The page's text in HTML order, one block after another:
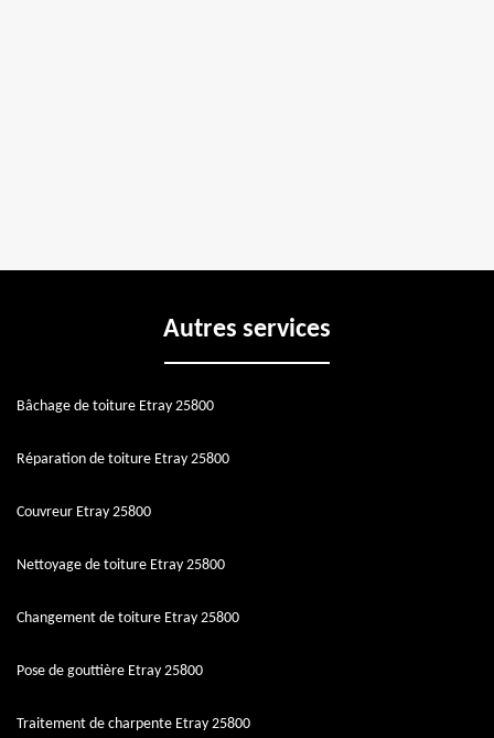
Autres services
Bâchage de toiture Etray 25800
Réparation de toiture Etray 25800
Couvreur Etray 25800
Nettoyage de toiture Etray 25800
Changement de toiture Etray 25800
Pose de gouttière Etray 25800
Traitement de charpente Etray 25800